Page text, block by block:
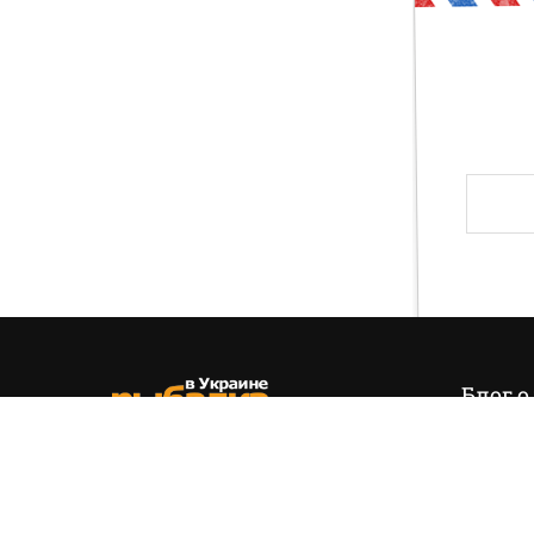
Блог
Друг, тогда предлагаю тебе проверить свои
и хвала! Слава твоя навсегда останется на